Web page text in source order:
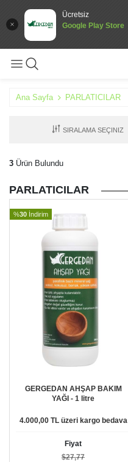
Ücretsiz
Google Play Store
Ana Sayfa PARLATICILAR
3 Ürün Bulundu
PARLATICILAR
%30 İndirim
GERGEDAN AHŞAP BAKIM
YAĞI - 1 litre
4.000,00 TL üzeri kargo bedava
Fiyat
$27,77